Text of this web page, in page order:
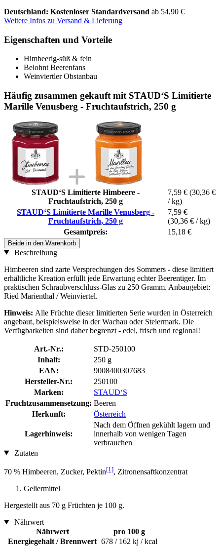
Deutschland: Kostenloser Standardversand ab 54,90 €
Weitere Infos zu Versand & Lieferung
Eigenschaften und Vorteile
Himbeerig-süß & fein
Belohnt Beerenfans
Weinviertler Obstanbau
Häufig zusammen gekauft mit STAUD‘S Limitierte
Marille Venusberg - Fruchtaufstrich, 250 g
STAUD‘S Limitierte Himbeere -
Fruchtaufstrich, 250 g
7,59 € (30,36 €
/ kg)
STAUD‘S Limitierte Marille Venusberg -
Fruchtaufstrich, 250 g
7,59 €
(30,36 € / kg)
Gesamtpreis:
15,18 €
Beide in den Warenkorb
Beschreibung
Himbeeren sind zarte Versprechungen des Sommers - diese limitiert
erhältliche Kreation erfüllt jede Erwartung echter Beerentiger. Im
praktischen Schraubverschluss-Glas zu 250 Gramm. Anbaugebiet:
Ried Marienthal / Weinviertel.
Hinweis: Alle Früchte dieser limitierten Serie wurden in Österreich
angebaut, beispielsweise in der Wachau oder Steiermark. Die
Verfügbarkeiten sind daher begrenzt - edel, frisch und regional!
Art.-Nr.:
STD-250100
Inhalt:
250 g
EAN:
9008400307683
Hersteller-Nr.:
250100
Marken:
STAUD‘S
Fruchtzusammensetzung: Beeren
Herkunft:
Österreich
Lagerhinweis:
Nach dem Öffnen gekühlt lagern und
innerhalb von wenigen Tagen
verbrauchen
Zutaten
70 % Himbeeren, Zucker, Pektin[1], Zitronensaftkonzentrat
Geliermittel
Hergestellt aus 70 g Früchten je 100 g.
Nährwert
Nährwert
pro 100 g
Energiegehalt / Brennwert 678 / 162 kj / kcal